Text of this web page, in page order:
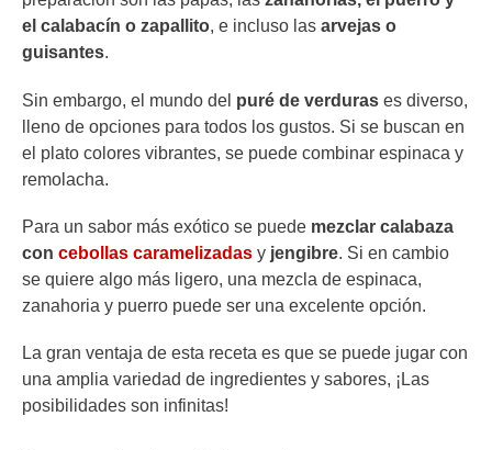
el calabacín o zapallito, e incluso las arvejas o
guisantes.
Sin embargo, el mundo del puré de verduras es diverso,
lleno de opciones para todos los gustos. Si se buscan en
el plato colores vibrantes, se puede combinar espinaca y
remolacha.
Para un sabor más exótico se puede mezclar calabaza
con cebollas caramelizadas y jengibre. Si en cambio
se quiere algo más ligero, una mezcla de espinaca,
zanahoria y puerro puede ser una excelente opción.
La gran ventaja de esta receta es que se puede jugar con
una amplia variedad de ingredientes y sabores, ¡Las
posibilidades son infinitas!